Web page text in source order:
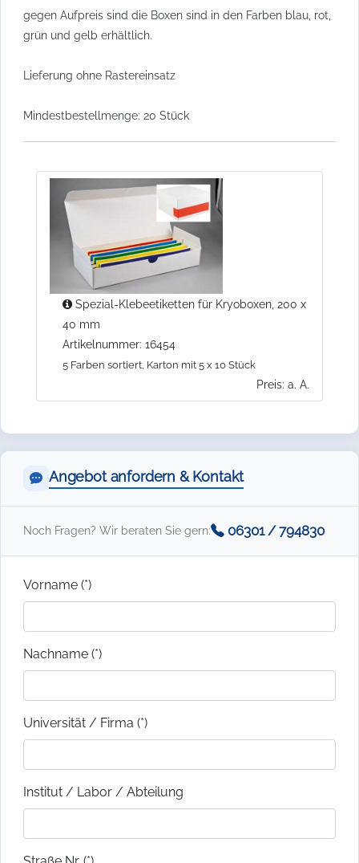
gegen Aufpreis sind die Boxen sind in den Farben blau, rot,
grün und gelb erhältlich.
Lieferung ohne Rastereinsatz
Mindestbestellmenge: 20 Stück
Spezial-Klebeetiketten für Kryoboxen, 200 x
40 mm
Artikelnummer: 16454
5 Farben sortiert, Karton mit 5 x 10 Stück
Preis: a. A.
Angebot anfordern & Kontakt
Noch Fragen? Wir beraten Sie gern: 06301 / 794830
Vorname (*)
Nachname (*)
Universität / Firma (*)
Institut / Labor / Abteilung